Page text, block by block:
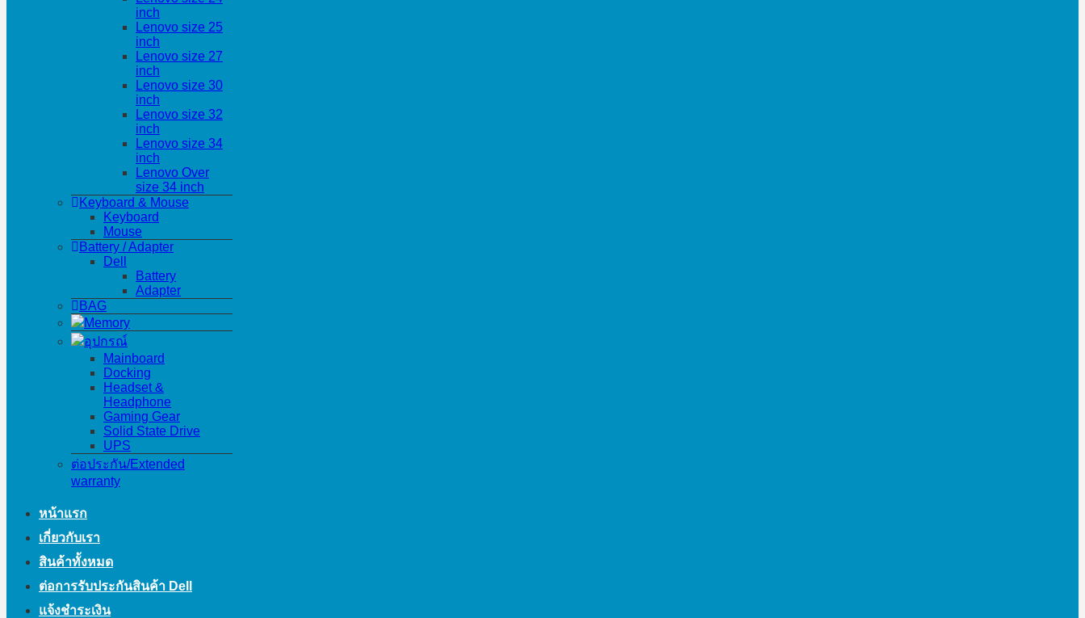
inch
Lenovo size 25
inch
Lenovo size 27
inch
Lenovo size 30
inch
Lenovo size 32
inch
Lenovo size 34
inch
Lenovo Over
size 34 inch
Keyboard & Mouse
Keyboard
Mouse
Battery / Adapter
Dell
Battery
Adapter
BAG
Memory
อุปกรณ์
Mainboard
Docking
Headset &
Headphone
Gaming Gear
Solid State Drive
UPS
ต่อประกัน/Extended
warranty
หน้าแรก
เกี่ยวกับเรา
สินค้าทั้งหมด
ต่อการรับประกันสินค้า Dell
แจ้งชำระเงิน